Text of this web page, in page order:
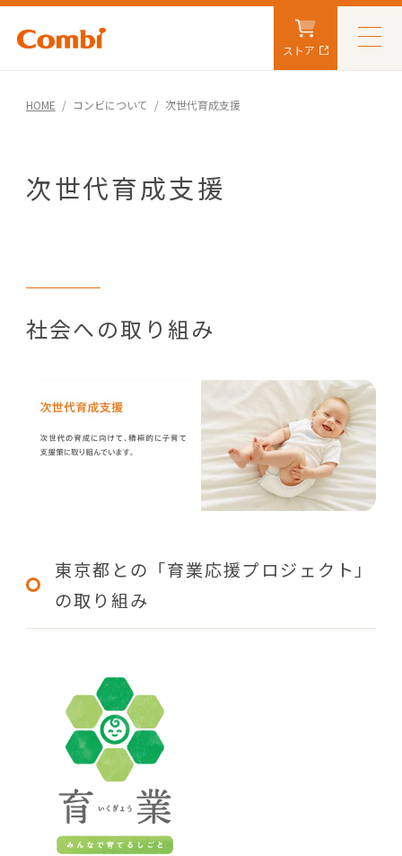
ストア
HOME コンビについて 次世代育成支援
次世代育成支援
社会への取り組み
東京都との「育業応援プロジェクト」
の取り組み